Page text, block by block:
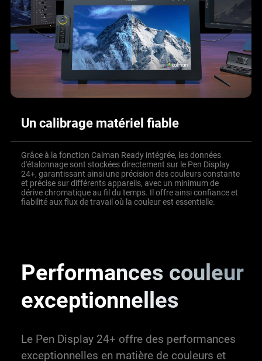
Un calibrage matériel fiable
Grâce à la fonction Calman Ready intégrée, les données
d'étalonnage sont stockées directement sur le Pen Display
24+, garantissant ainsi une précision des couleurs constante
et précise sur différents appareils, avec un minimum de
dérive chromatique au fil du temps. Il offre ainsi confiance et
fiabilité aux flux de travail où la couleur est essentielle.
Performances couleur
exceptionnelles
Le Pen Display 24+ offre des performances
exceptionnelles en matière de couleurs et